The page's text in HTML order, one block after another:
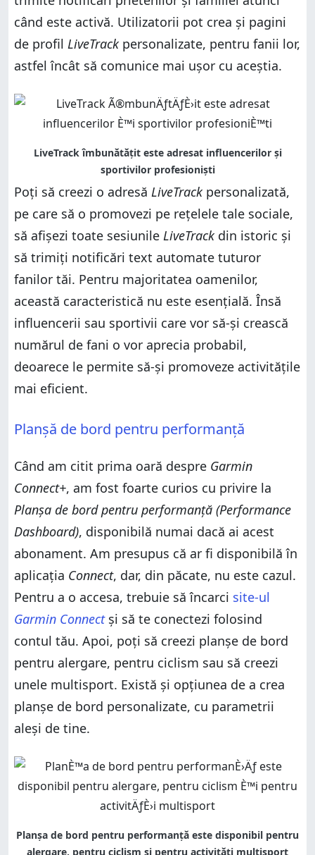
când este activă. Utilizatorii pot crea și pagini
de profil LiveTrack personalizate, pentru fanii lor,
astfel încât să comunice mai ușor cu aceștia.
Poți să creezi o adresă LiveTrack personalizată,
pe care să o promovezi pe rețelele tale sociale,
să afișezi toate sesiunile LiveTrack din istoric și
să trimiți notificări text automate tuturor
fanilor tăi. Pentru majoritatea oamenilor,
această caracteristică nu este esențială. Însă
influencerii sau sportivii care vor să-și crească
numărul de fani o vor aprecia probabil,
deoarece le permite să-și promoveze activitățile
mai eficient.
Planșă de bord pentru performanță
Când am citit prima oară despre Garmin
Connect+, am fost foarte curios cu privire la
Planșa de bord pentru performanță (Performance
Dashboard), disponibilă numai dacă ai acest
abonament. Am presupus că ar fi disponibilă în
aplicația Connect, dar, din păcate, nu este cazul.
Pentru a o accesa, trebuie să încarci site-ul
Garmin Connectși să te conectezi folosind
contul tău. Apoi, poți să creezi planșe de bord
pentru alergare, pentru ciclism sau să creezi
unele multisport. Există și opțiunea de a crea
planșe de bord personalizate, cu parametrii
aleși de tine.